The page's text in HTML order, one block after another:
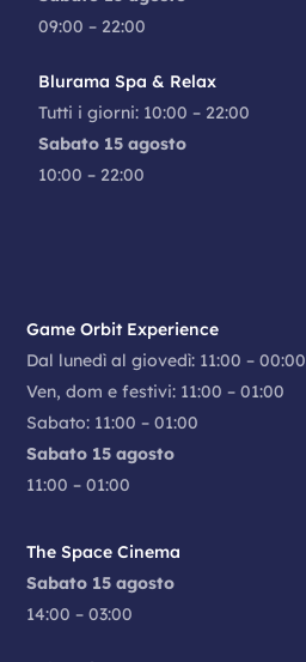
09:00 – 22:00
Blurama Spa & Relax
Tutti i giorni: 10:00 – 22:00
Sabato 15 agosto
10:00 – 22:00
Game Orbit Experience
Dal lunedì al giovedì: 11:00 – 00:00
Ven, dom e festivi: 11:00 – 01:00
Sabato: 11:00 – 01:00
Sabato 15 agosto
11:00 – 01:00
The Space Cinema
Sabato 15 agosto
14:00 – 03:00